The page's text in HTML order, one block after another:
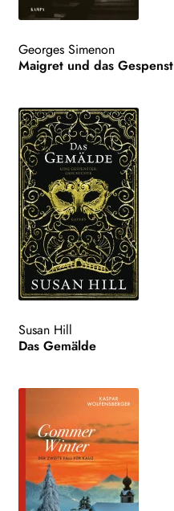
Georges Simenon
Maigret und das Gespenst
Susan Hill
Das Gemälde